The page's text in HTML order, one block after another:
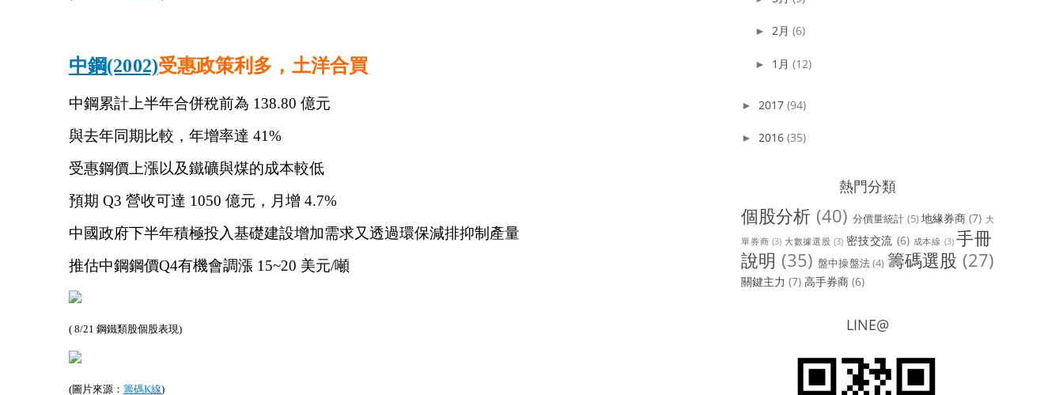
中鋼(2002)受惠政策利多，土洋合買
中鋼累計上半年合併稅前為 138.80 億元
與去年同期比較，年增率達 41%
受惠鋼價上漲以及鐵礦與煤的成本較低
預期 Q3 營收可達 1050 億元，月增 4.7%
中國政府下半年積極投入基礎建設增加需求又透過環保減排抑制產量
推估中鋼鋼價Q4有機會調漲 15~20 美元/噸
( 8/21 鋼鐵類股個股表現)
(圖片來源： 籌碼K線)
► 2月 (6)
► 1月 (12)
► 2017 (94)
► 2016 (35)
熱門分類
個股分析 (40) 分價量統計 (5)地緣券商 (7) 大
單券商 (3) 大數據選股 (3) 密技交流 (6) 成本線 (3) 手冊
說明 (35) 盤中操盤法(4) 籌碼選股 (27)
關鍵主力 (7) 高手券商 (6)
LINE@